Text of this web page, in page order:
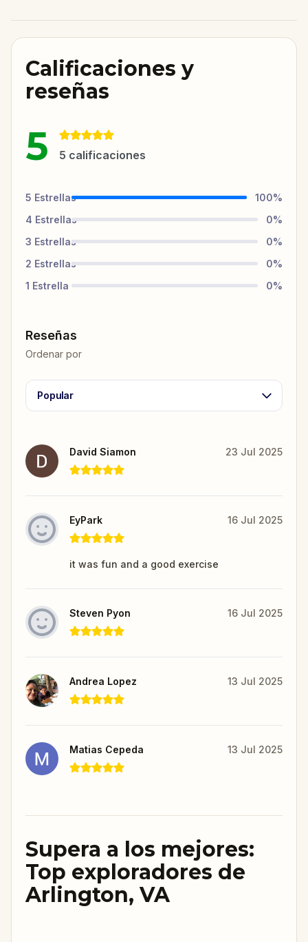
Calificaciones y
reseñas
5 5 calificaciones
5 Estrellas 100%
4 Estrellas 0%
3 Estrellas 0%
2 Estrellas 0%
1 Estrella 0%
Reseñas
Ordenar por
Popular
David Siamon 23 Jul 2025
EyPark 16 Jul 2025
it was fun and a good exercise
Steven Pyon 16 Jul 2025
Andrea Lopez 13 Jul 2025
Matias Cepeda 13 Jul 2025
Supera a los mejores:
Top exploradores de
Arlington, VA